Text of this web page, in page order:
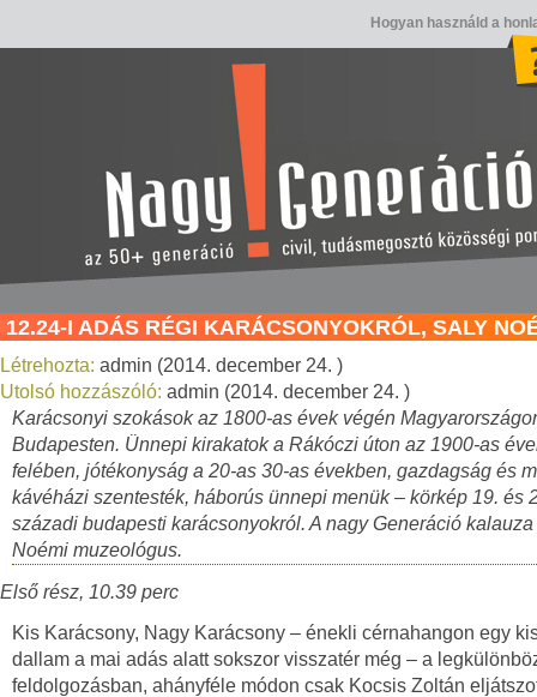
Hogyan használd a
12.24-I ADÁS RÉGI KARÁCSONYOKRÓL, SALY
Létrehozta: admin (2014. december 24. )
Utolsó hozzászóló: admin (2014. december 24. )
Karácsonyi szokások az 1800-as évek végén
Budapesten. Ünnepi kirakatok a Rákóczi úton az 1900-as
felében, jótékonyság a 20-as 30-as években, gazdagság és
kávéházi szentesték, háborús ünnepi menük – körkép 19. és
századi budapesti karácsonyokról. A nagy Generáció
Noémi muzeológus.
Első rész, 10.39 perc
Kis Karácsony, Nagy Karácsony – énekli cérnahangon egy
dallam a mai adás alatt sokszor visszatér még – a
feldolgozásban, ahányféle módon csak Kocsis Zoltán